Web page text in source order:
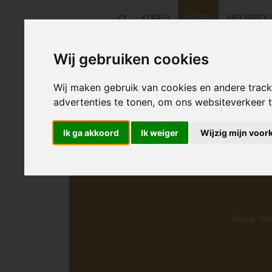
Wij gebruiken cookies
Wij maken gebruik van cookies en andere
advertenties te tonen, om ons websiteverkeer
Ik ga akkoord Ik weiger Wijzig mijn
KOPEN HUREN
Helaas
Maak